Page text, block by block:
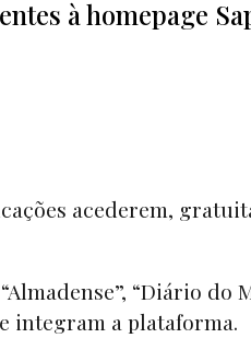
à homepage
acederem,
“Almadense”, “Diário do
integram a plataforma.